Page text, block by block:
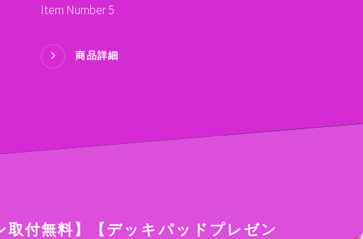
Item Number 5
商品詳細
付無料】【デッキパッドプレゼン